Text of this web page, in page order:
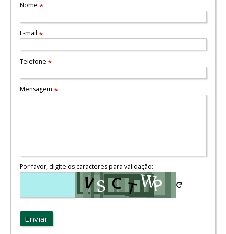
Nome *
E-mail *
Telefone *
Mensagem *
Por favor, digite os caracteres para validação:
Enviar